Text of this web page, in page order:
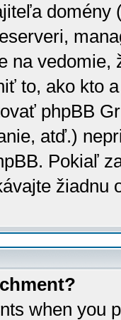
na vedomie,
to, ako kto
phpBB
atď.)
Pokiaľ
žiadnu
when you